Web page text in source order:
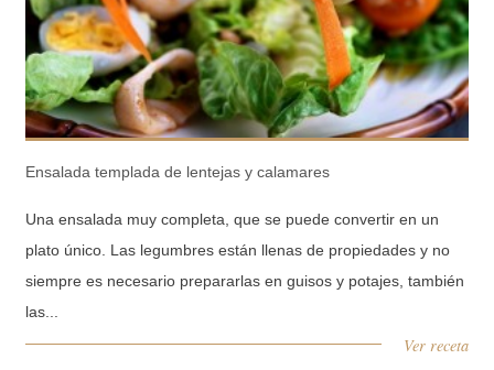
Ensalada templada de lentejas y calamares
Una ensalada muy completa, que se puede convertir en un
plato único. Las legumbres están llenas de propiedades y no
siempre es necesario prepararlas en guisos y potajes, también
las...
Ver receta